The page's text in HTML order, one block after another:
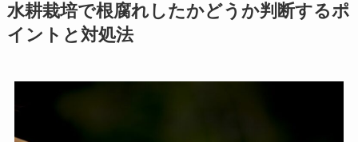
水耕栽培で根腐れしたかどうか判断するポ
イントと対処法